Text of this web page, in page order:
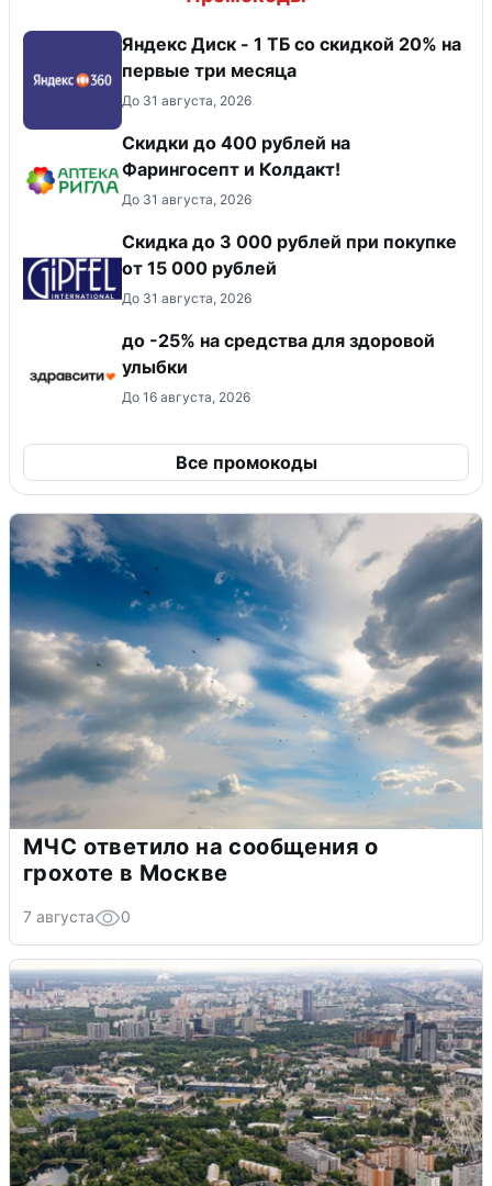
Яндекс Диск - 1 ТБ со скидкой 20% на
первые три месяца
До 31 августа, 2026
Скидки до 400 рублей на
Фарингосепт и Колдакт!
До 31 августа, 2026
Скидка до 3 000 рублей при покупке
от 15 000 рублей
До 31 августа, 2026
до -25% на средства для здоровой
улыбки
До 16 августа, 2026
Все промокоды
МЧС ответило на сообщения о
грохоте в Москве
7 августа 0